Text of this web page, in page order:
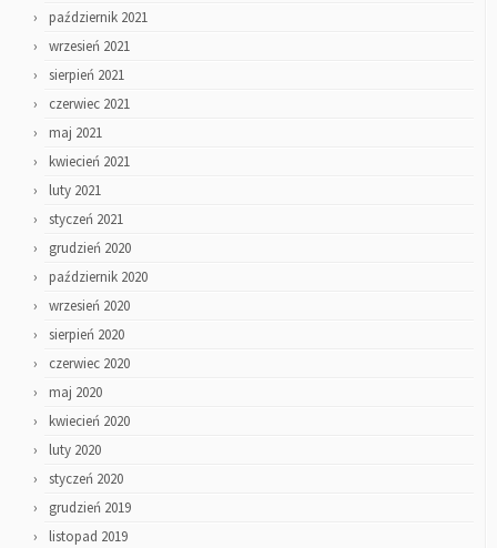
październik 2021
wrzesień 2021
sierpień 2021
czerwiec 2021
maj 2021
kwiecień 2021
luty 2021
styczeń 2021
grudzień 2020
październik 2020
wrzesień 2020
sierpień 2020
czerwiec 2020
maj 2020
kwiecień 2020
luty 2020
styczeń 2020
grudzień 2019
listopad 2019